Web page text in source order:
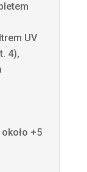
UV
4),
+5